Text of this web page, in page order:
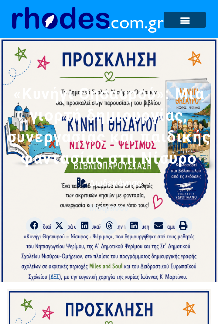
«Κυνήγι Θησαυρού»: Μια
γιορτή δημιουργίας,
συνεργασίας και παιδικής
φαντασίας στη Νίσυρο
Δωδεκάνησα
Μοιράσου